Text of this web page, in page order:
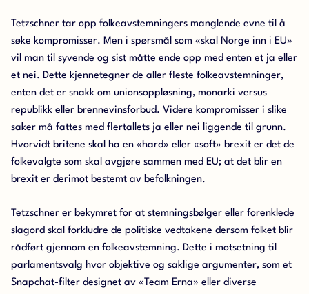
Tetzschner tar opp folkeavstemningers manglende evne til å
søke kompromisser. Men i spørsmål som «skal Norge inn i EU»
vil man til syvende og sist måtte ende opp med enten et ja eller
et nei. Dette kjennetegner de aller fleste folkeavstemninger,
enten det er snakk om unionsoppløsning, monarki versus
republikk eller brennevinsforbud. Videre kompromisser i slike
saker må fattes med flertallets ja eller nei liggende til grunn.
Hvorvidt britene skal ha en «hard» eller «soft» brexit er det de
folkevalgte som skal avgjøre sammen med EU; at det blir en
brexit er derimot bestemt av befolkningen.
Tetzschner er bekymret for at stemningsbølger eller forenklede
slagord skal forkludre de politiske vedtakene dersom folket blir
rådført gjennom en folkeavstemning. Dette i motsetning til
parlamentsvalg hvor objektive og saklige argumenter, som et
Snapchat-filter designet av «Team Erna» eller diverse